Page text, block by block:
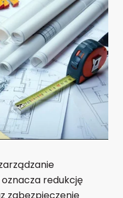
redukcję